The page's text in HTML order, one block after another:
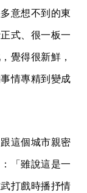
意想不到的東
式、很一板一
覺得很新鮮，
情專精到變成
這個城市親密
「雖說這是一
打戲時播抒情